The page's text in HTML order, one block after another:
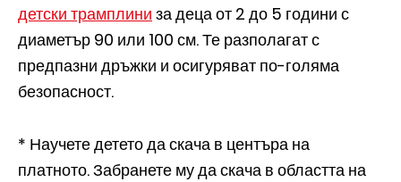
детски трамплини за деца от 2 до 5 години с
диаметър 90 или 100 см. Те разполагат с
предпазни дръжки и осигуряват по-голяма
безопасност.
* Научете детето да скача в центъра на
платното. Забранете му да скача в областта на